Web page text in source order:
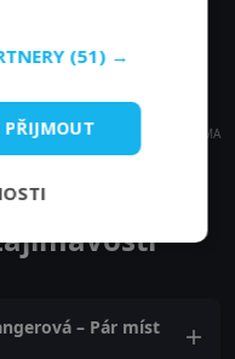
REKLAMA
– Pár míst
(51) →
PŘIJMOUT